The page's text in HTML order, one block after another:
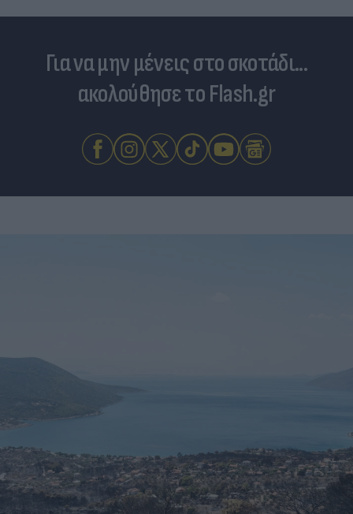
Για να μην μένεις στο σκοτάδι...
ακολούθησε το Flash.gr